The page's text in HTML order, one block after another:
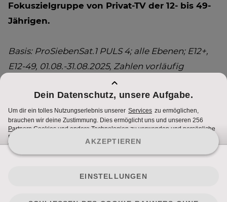
Fokuszielgruppe von Privat-TV der 12- bis 49-
Jährigen.
Basis: ProSiebenSat.1 PULS 4; alle Ebenen; E12+,
E12-49, 01.08.-31.08.2025, Zahlen vorläufig
gewichtet; Prime-Time: 2015-2200
Quelle: AGTT Teletest 2.0, P7S1P4-DWH